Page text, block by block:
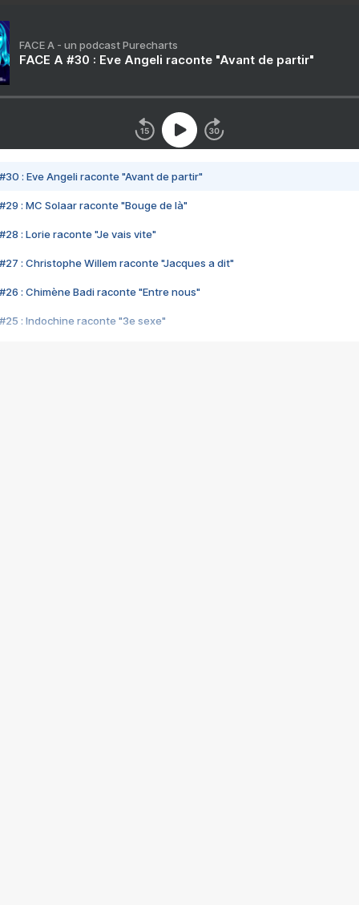
FACE A - un podcast Purecharts
FACE A #30 : Eve Angeli raconte "Avant de partir"
#30 : Eve Angeli raconte "Avant de partir"
#29 : MC Solaar raconte "Bouge de là"
#28 : Lorie raconte "Je vais vite"
#27 : Christophe Willem raconte "Jacques a dit"
#26 : Chimène Badi raconte "Entre nous"
#25 : Indochine raconte "3e sexe"